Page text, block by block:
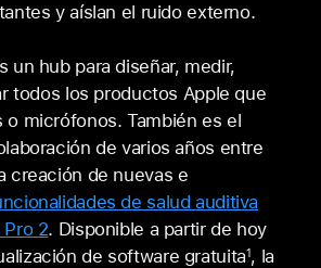
y aíslan el ruido externo.
un hub para diseñar, medir,
todos los productos Apple que
o micrófonos. También es el
de varios años entre
creación de nuevas e
de salud auditiva
Pro 2. Disponible a partir de hoy
de software gratuita1, la